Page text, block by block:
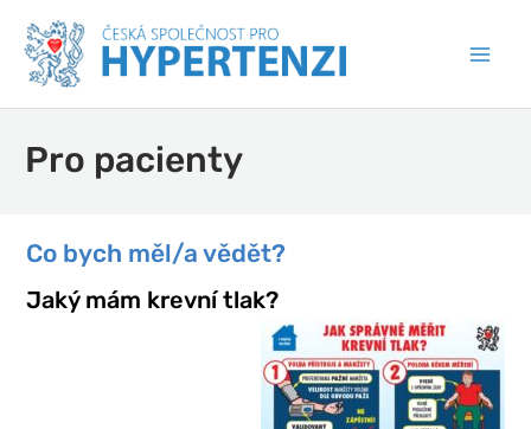
Pro pacienty
Co bych měl/a vědět?
Jaký mám krevní tlak?